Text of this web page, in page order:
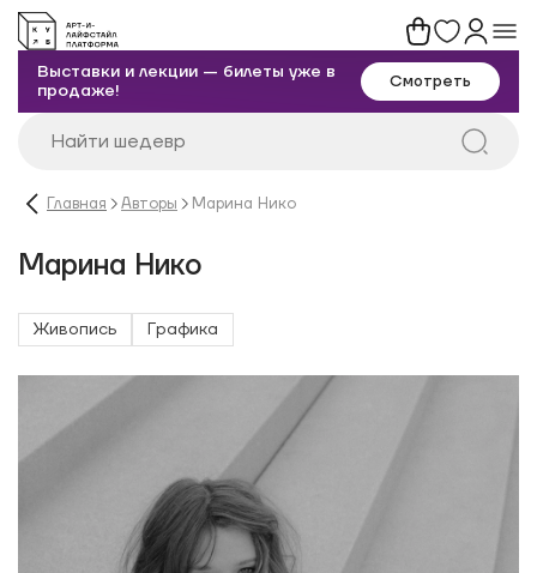
Выставки и лекции — билеты уже в
продаже!
Смотреть
Главная Авторы Марина Нико
Марина Нико
Живопись Графика